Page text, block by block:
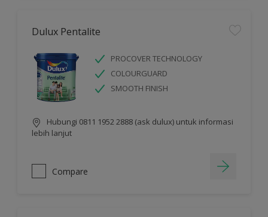
Dulux Pentalite
PROCOVER TECHNOLOGY
COLOURGUARD
SMOOTH FINISH
Hubungi 0811 1952 2888 (ask dulux) untuk informasi
lebih lanjut
Compare